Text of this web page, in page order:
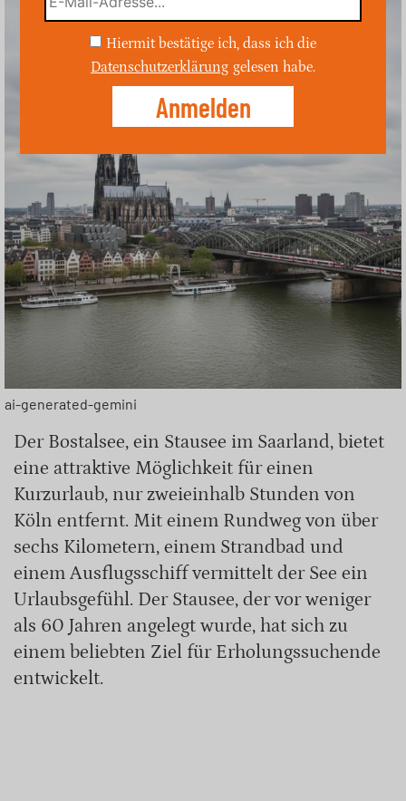
ai-generated-gemini
Der Bostalsee, ein Stausee im Saarland, bietet
eine attraktive Möglichkeit für einen
Kurzurlaub, nur zweieinhalb Stunden von
Köln entfernt. Mit einem Rundweg von über
sechs Kilometern, einem Strandbad und
einem Ausflugsschiff vermittelt der See ein
Urlaubsgefühl. Der Stausee, der vor weniger
als 60 Jahren angelegt wurde, hat sich zu
einem beliebten Ziel für Erholungssuchende
entwickelt.
Hiermit bestätige ich, dass ich die
Datenschutzerklärung gelesen habe.